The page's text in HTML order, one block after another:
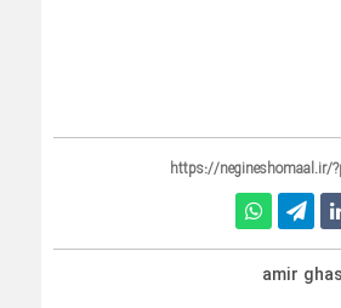
https://negineshomaal.ir/
amir